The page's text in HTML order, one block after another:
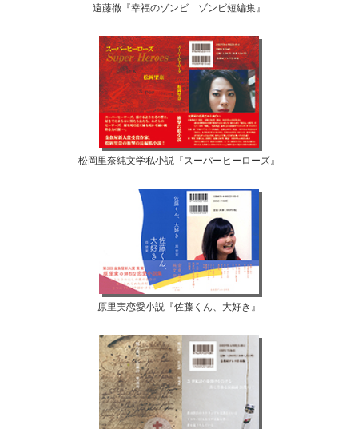
遠藤徹『幸福のゾンビ ゾンビ短編集』
松岡里奈純文学私小説『スーパーヒーローズ』
原里実恋愛小説『佐藤くん、大好き』